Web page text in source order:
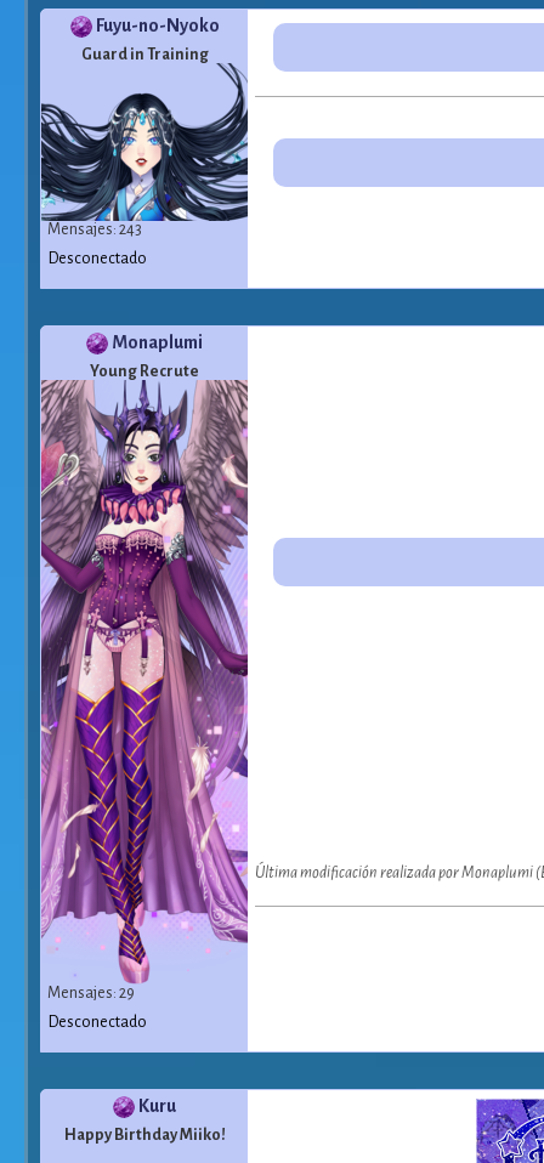
Fuyu-no-Nyoko
Guard in Training
Mensajes: 243
Desconectado
Monaplumi
Young Recrute
Mensajes: 29
Última modificación realizada por Monaplumi
Desconectado
Kuru
Happy Birthday Miiko!